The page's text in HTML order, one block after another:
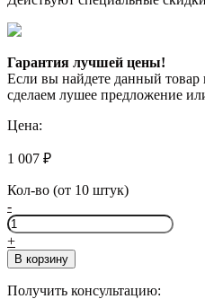
Гарантия лучшей цены!
Если вы найдете данный
сделаем лушее предложение
Цена:
1 007 ₽
Кол-во (от 10 штук)
-
Количество
товара
Основит
Флайформ
AC20
+
В корзину
Получить консультацию: